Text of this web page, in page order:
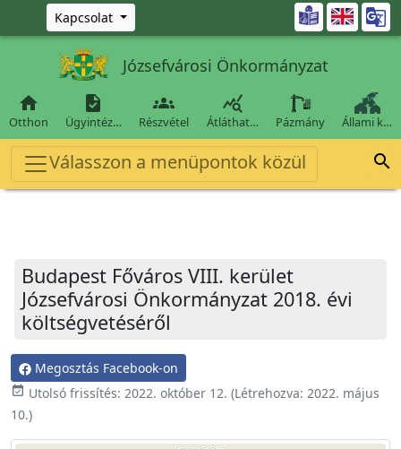
Ugrás a fő tartalomra
Kapcsolat 
Józsefvárosi Önkormányzat

Otthon

Ügyintéz…

Részvétel

Átláthat… Pázmány Állami k…
Válasszon a menüpontok közül 
Budapest Főváros VIII. kerület
Józsefvárosi Önkormányzat 2018. évi
költségvetéséről
Megosztás Facebook-on
event_available Utolsó frissítés: 2022. október 12. (Létrehozva: 2022. május
10.)